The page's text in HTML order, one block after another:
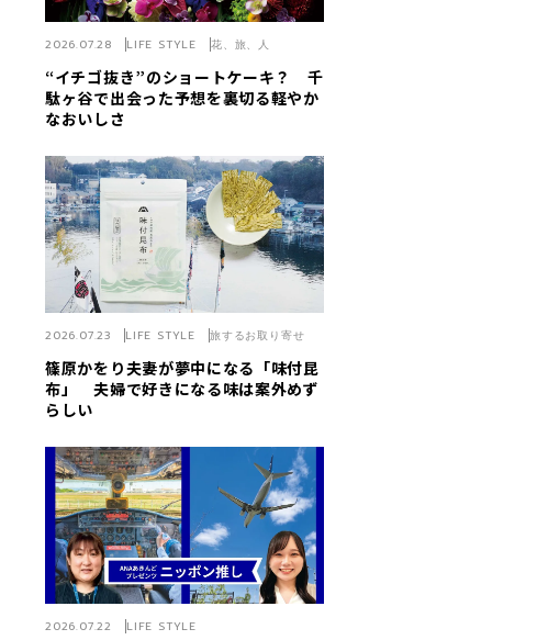
“イチゴ抜き”のショートケーキ？ 千
駄ヶ谷で出会った予想を裏切る軽やか
なおいしさ
2026.07.28 LIFE STYLE 花、旅、人
篠原かをり夫妻が夢中になる「味付昆
布」 夫婦で好きになる味は案外めず
らしい
2026.07.23 LIFE STYLE 旅するお取り寄せ
2026.07.22 LIFE STYLE